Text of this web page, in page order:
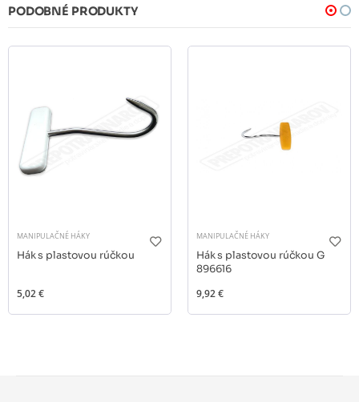
PODOBNÉ PRODUKTY
MANIPULAČNÉ HÁKY
Hák s plastovou rúčkou
5,02 €
MANIPULAČNÉ HÁKY
Hák s plastovou rúčkou G
896616
9,92 €